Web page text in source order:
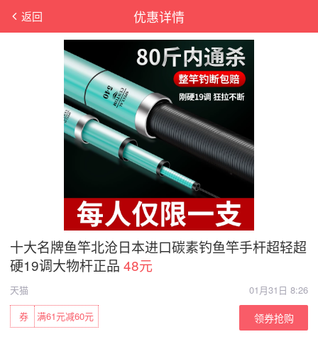
优惠详情
返回
十大名牌鱼竿北沧日本进口碳素钓鱼竿手杆超轻超
硬19调大物杆正品 48元
天猫
01月31日 8:26
满61元减60元
券 领券抢购